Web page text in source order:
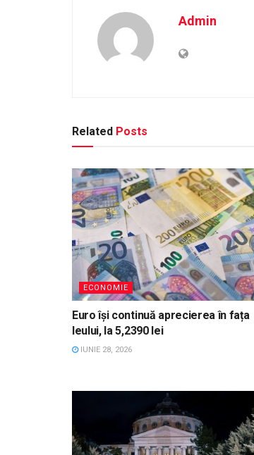
Admin
Related Posts
ECONOMIE
Euro își continuă aprecierea în fața
leului, la 5,2390 lei
IUNIE 28, 2026